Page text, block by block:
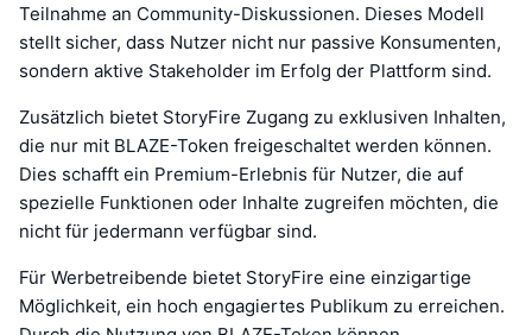
Teilnahme an Community-Diskussionen. Dieses Modell
stellt sicher, dass Nutzer nicht nur passive Konsumenten,
sondern aktive Stakeholder im Erfolg der Plattform sind.
Zusätzlich bietet StoryFire Zugang zu exklusiven Inhalten,
die nur mit BLAZE-Token freigeschaltet werden können.
Dies schafft ein Premium-Erlebnis für Nutzer, die auf
spezielle Funktionen oder Inhalte zugreifen möchten, die
nicht für jedermann verfügbar sind.
Für Werbetreibende bietet StoryFire eine einzigartige
Möglichkeit, ein hoch engagiertes Publikum zu erreichen.